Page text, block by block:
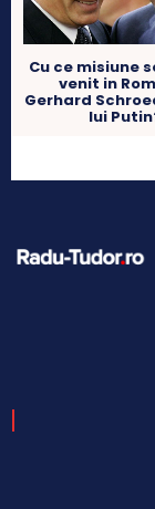
Cu ce misiune
venit in
Gerhard
lui